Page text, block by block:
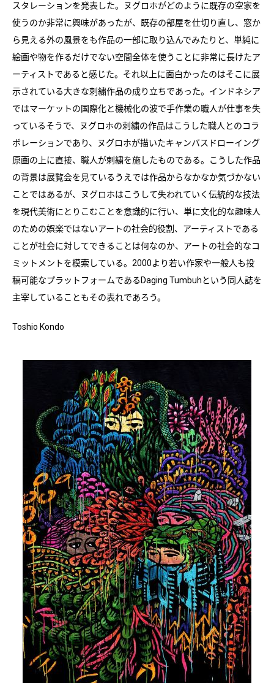
スタレーションを発表した。ヌグロホがどのように既存の空家を
使うのか非常に興味があったが、既存の部屋を仕切り直し、窓か
ら見える外の風景をも作品の一部に取り込んでみたりと、単純に
絵画や物を作るだけでない空間全体を使うことに非常に長けたア
ーティストであると感じた。それ以上に面白かったのはそこに展
示されている大きな刺繍作品の成り立ちであった。インドネシア
ではマーケットの国際化と機械化の波で手作業の職人が仕事を失
っているそうで、ヌグロホの刺繍の作品はこうした職人とのコラ
ボレーションであり、ヌグロホが描いたキャンバスドローイング
原画の上に直接、職人が刺繍を施したものである。こうした作品
の背景は展覧会を見ているうえでは作品からなかなか気づかない
ことではあるが、ヌグロホはこうして失われていく伝統的な技法
を現代美術にとりこむことを意識的に行い、単に文化的な趣味人
のための娯楽ではないアートの社会的役割、アーティストである
ことが社会に対してできることは何なのか、アートの社会的なコ
ミットメントを模索している。2000より若い作家や一般人も投
稿可能なプラットフォームであるDaging Tumbuhという同人誌を
主宰していることもその表れであろう。
Toshio Kondo